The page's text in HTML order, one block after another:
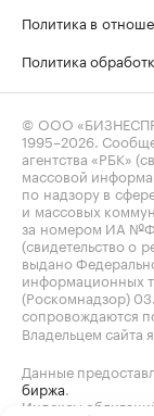
Политика в
Политика
© ООО
1995–2026 .
агентства «РБК»
массовой
по надзору в
и массовых
за номером ИА
(свидетельство о
выдано
информационных
(Роскомнадзор)
сопровождаются
Владельцем сайта
Данные
биржа
Индексы